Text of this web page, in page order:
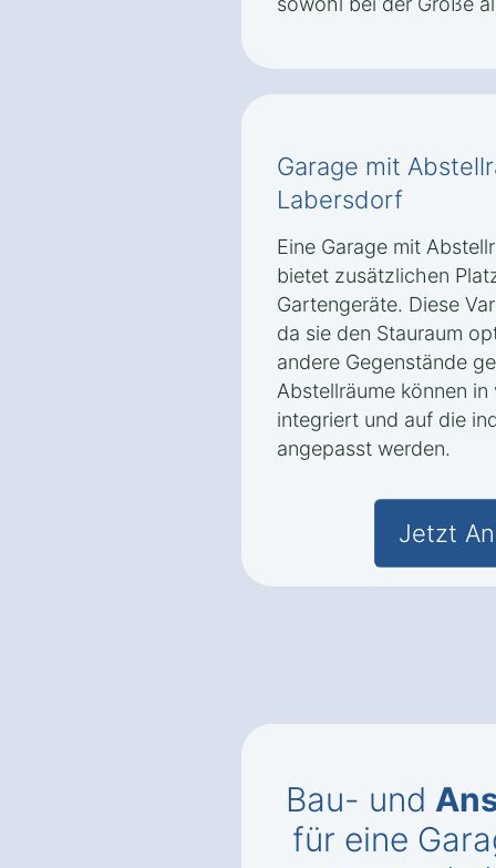
Garage mit
Labersdorf
Eine Garage mit
bietet zusätzlichen
Gartengeräte. Diese
da sie den Stauraum
andere Gegenstände
Abstellräume können
integriert und auf die
angepasst werden.
Jetzt
Bau- und
für eine